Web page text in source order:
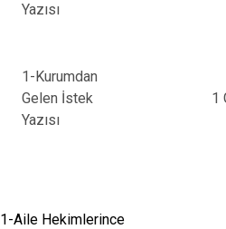
Yazısı
1-Kurumdan
Gelen İstek
Yazısı
1
1-Aile Hekimlerince